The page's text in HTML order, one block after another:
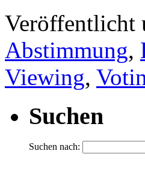
Veröffentlicht
Abstimmung,
Viewing,
Suchen
Suchen nach: